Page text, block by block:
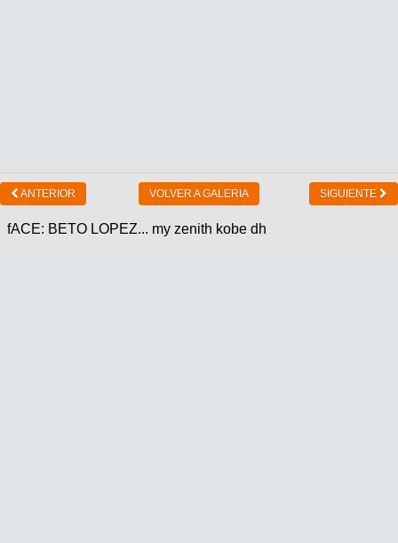
ANTERIOR VOLVER A GALERIA SIGUIENTE
fACE: BETO LOPEZ... my zenith kobe dh